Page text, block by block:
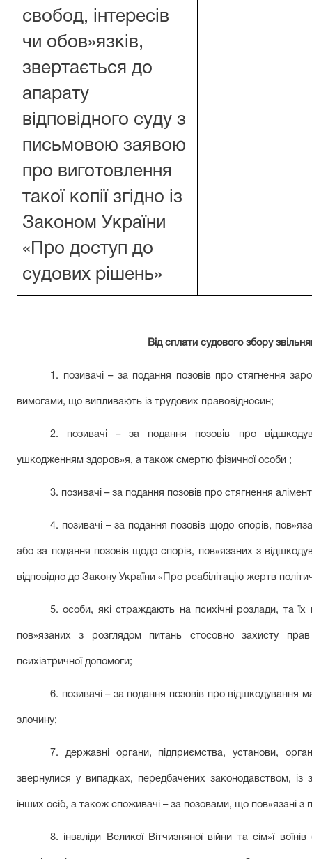
свобод, інтересів
чи обов»язків,
звертається до
апарату
відповідного суду з
письмовою заявою
про виготовлення
такої копії згідно із
Законом України
«Про доступ до
судових рішень»
Від сплати судового збору
1. позивачі – за подання позовів про стягнення
вимогами, що випливають із трудових правовідносин;
2. позивачі – за подання позовів про
ушкодженням здоров»я, а також смертю фізичної особи ;
3. позивачі – за подання позовів про стягнення
4. позивачі – за подання позовів щодо спорів,
або за подання позовів щодо спорів, пов»язаних з
відповідно до Закону України «Про реабілітацію жертв
5. особи, які страждають на психічні розлади, та
пов»язаних з розглядом питань стосовно захисту
психіатричної допомоги;
6. позивачі – за подання позовів про відшкодування
злочину;
7. державні органи, підприємства, установи,
звернулися у випадках, передбачених законодавством,
інших осіб, а також споживачі – за позовами, що пов»язані з
8. інваліди Великої Вітчизняної війни та сім»ї